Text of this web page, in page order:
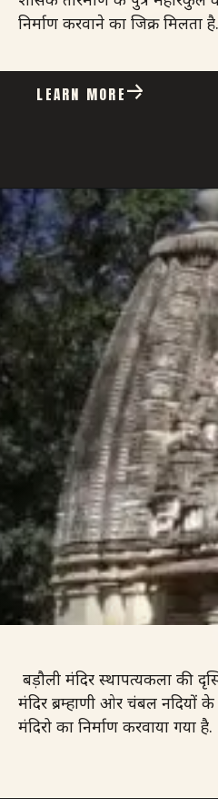
निर्माण करवाने का जिक्र मिलता है.
LEARN MORE
बड़ौली मंदिर स्थापत्यकला की
मंदिर ब्रम्हाणी ओर चंबल नदियों
मंदिरो का निर्माण करवाया गया है.